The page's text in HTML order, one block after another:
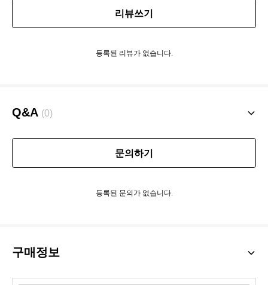
리뷰쓰기
등록된 리뷰가 없습니다.
Q&A (0)
문의하기
등록된 문의가 없습니다.
구매정보